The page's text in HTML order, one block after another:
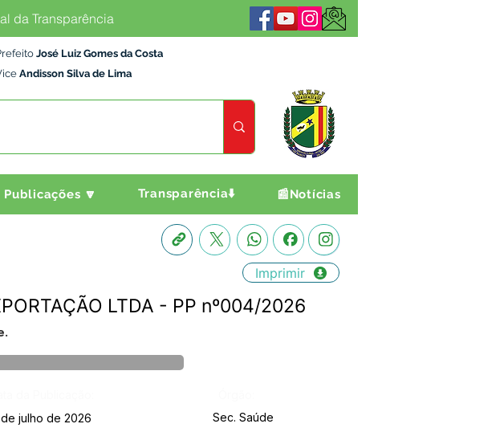
da Transparência
José Luiz Gomes da Costa
Andisson Silva de Lima
Publicações 🔽 Transparência⬇️ 📰Notícias
Imprimir
LTDA - PP nº004/2026
julho de 2026
Sec. Saúde